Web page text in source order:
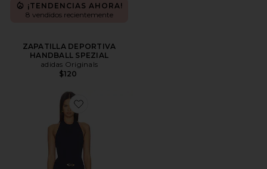
¡TENDENCIAS AHORA!
8 vendidos recientemente
ZAPATILLA DEPORTIVA
HANDBALL SPEZIAL
adidas Originals
$120
Favorite Livy Jumpsuit